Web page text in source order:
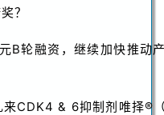
？
B轮融资，继续加快推动
CDK4 & 6抑制剂唯择®